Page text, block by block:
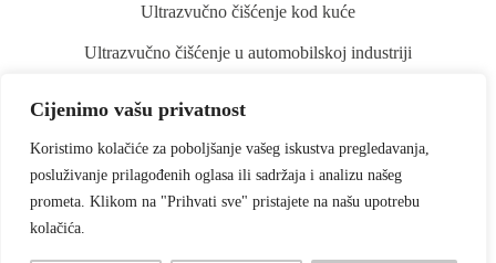
Cijenimo vašu privatnost
Koristimo kolačiće za poboljšanje vašeg iskustva pregledavanja,
posluživanje prilagođenih oglasa ili sadržaja i analizu našeg
prometa. Klikom na "Prihvati sve" pristajete na našu upotrebu
kolačića.
Ultrazvučno čišćenje kod kuće
Ultrazvučno čišćenje u automobilskoj industriji
Ultrazvučno čišćenje kistova za šminku